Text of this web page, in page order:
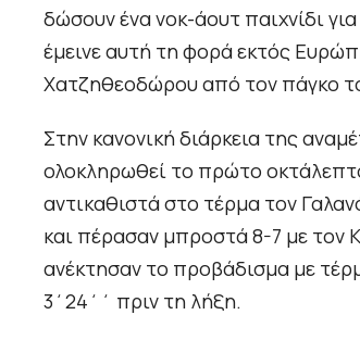
δώσουν ένα νοκ-άουτ παιχνίδι
έμεινε αυτή τη φορά εκτός
Χατζηθεοδώρου από τον πάγκο
Στην κανονική διάρκεια της
ολοκληρωθεί το πρώτο
αντικαθιστά στο τέρμα τον
και πέρασαν μπροστά 8-7 με τον
ανέκτησαν το προβάδισμα με
3΄24΄΄ πριν τη λήξη.